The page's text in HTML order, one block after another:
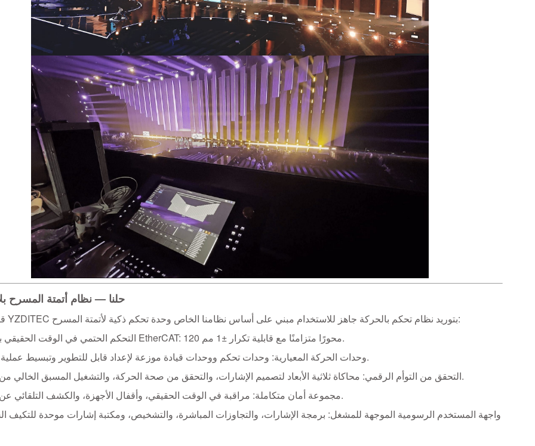
حلنا —نظام أتمتة المسرح
قامت شركة YZDITEC بتوريد نظام تحكم بالحركة جاهز للاستخدام مبني على أساس نظامنا الخاص وحدة تحكم ذكية لأتمتة المسرح
:
►التحكم الحتمي في الوقت الحقيقي باستخدام EtherCAT: 120 محورًا متزامنًا مع قابلية تكرار ±1 مم.
►وحدات الحركة المعيارية: وحدات تحكم ووحدات قيادة موزعة لإعداد قابل للتطوير وتبسيط عملية التوصيل.
►التحقق من التوأم الرقمي: محاكاة ثلاثية الأبعاد
لتصميم الإشارات، والتحقق من صحة الحركة، والتشغيل المسبق الخالي من التصادم.
►مجموعة أمان متكاملة: مراقبة في الوقت الحقيقي، وأقفال الأجهزة، والكشف التلقائي عن التصادم.